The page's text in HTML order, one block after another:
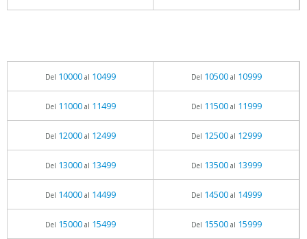
Del 10000al 10499 Del 10500al 10999
Del 11000al 11499 Del 11500al 11999
Del 12000al 12499 Del 12500al 12999
Del 13000al 13499 Del 13500al 13999
Del 14000al 14499 Del 14500al 14999
Del 15000al 15499 Del 15500al 15999